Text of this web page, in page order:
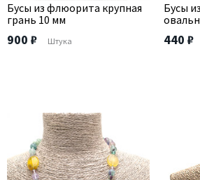
Бусы из флюорита крупная
грань 10 мм
900 ₽ Штука
Бусы
440 ₽